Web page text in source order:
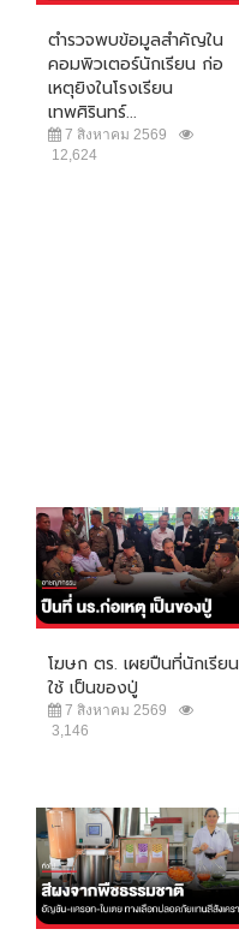
ตำรวจพบข้อมูลสำคัญใน
คอมพิวเตอร์นักเรียน ก่อ
เหตุยิงในโรงเรียน
เทพศิรินทร์...
7 สิงหาคม 2569
12,624
โฆษก ตร. เผยปืนที่นักเรียน
ใช้ เป็นของปู่
7 สิงหาคม 2569
3,146